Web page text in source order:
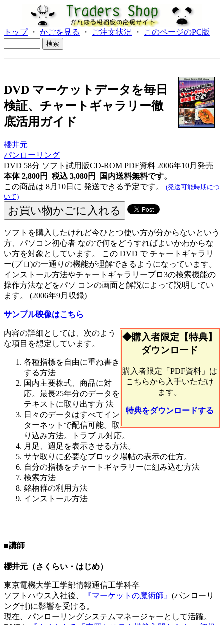
トップ・ かごを見る ・ ご注文状況 ・ このページのPC版
DVD マーケットデータを毎日
検証、チャートギャラリー徹
底活用ガイド
櫻井元
パンローリング
DVD 58分 ソフト試用版CD-ROM PDF資料 2006年10月発売
本体 2,800円 税込 3,080円
国内送料無料です。
この商品は 8月10日に 発送できる予定です。 (発送可能時期につ
いて)
ソフトを購入したけれど今ひとつ使い方が分からないという
方、パソコン初心者 なので何をどうすればよいかわからな
い方を対象としています。 この DVD で チャートギャラリ
ー(プロ)の一通りの機能が理解できるようになっています。
インストール方法やチャートギャラリープロ3の検索機能の
操作方法などをパソ コンの画面と解説によって説明してい
ます。 (2006年9月収録)
サンプル映像はこちら
◆購入者限定【特典】
ダウンロード
購入者限定「PDF資料」は
こちらから入手いただけ
ます。
特典をダウンロードする
内容の詳細としては、次のよう
な項目を想定しています。
各種指標を自由に重ね書き
する方法
国内主要株式、商品に対
応。最長25年分のデータを
テキストに取り出す方 法
日々のデータはすべてイン
ターネットで配信可能。取
り込み方法。トラブ ル対応。
月足、週足を表示させる方法。
サヤ取りに必要なブロック場帖の表示の仕方。
自分の指標をチャートギャラリーに組み込む方法
検索方法
銘柄群の利用方法
インストール方法
■講師
櫻井元（さくらい・はじめ）
東京電機大学工学部情報通信工学科卒
ソフトハウス入社後、
『マーケットの魔術師』 (パンローリ
ング刊)に影響を受ける。
現在、パンローリングシステムマネージャーとして活躍。